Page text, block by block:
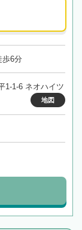
歩6分
1-1-6 ネオハイツ
地図